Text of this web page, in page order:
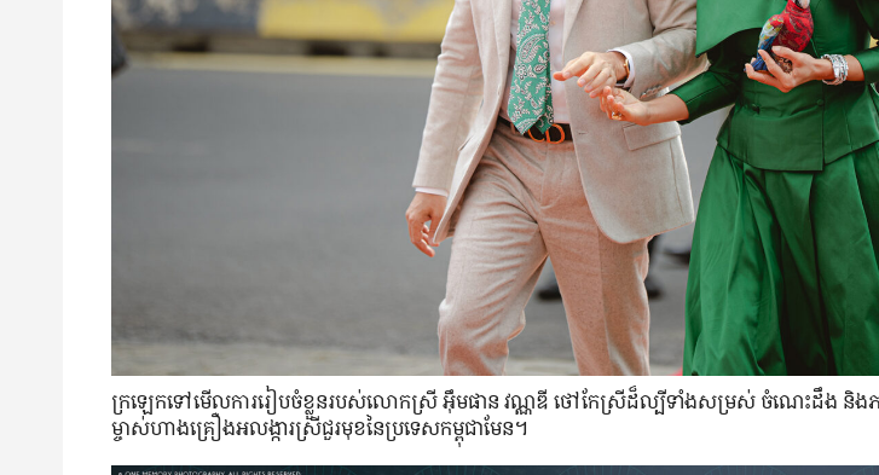
ក្រឡេក​ទៅ​មើល​ការ​រៀបចំ​ខ្លួន​របស់​លោកស្រី អ៊ឹមផាន វណ្ណឌី ថៅកែ​ស្រី​ដ៏​ល្បី​ទាំង​សម្រស់ ចំណេះដឹង និង​
ម្ចាស់​ហាង​គ្រឿង​អលង្ការ​ស្រី​ជួរ​មុខ​នៃ​ប្រទេស​កម្ពុជា​មែន។